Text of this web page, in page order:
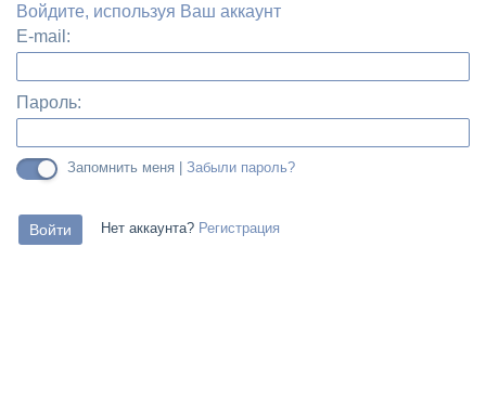
Войдите, используя Ваш аккаунт
E-mail:
Пароль:
Запомнить меня | Забыли пароль?
Нет аккаунта? Регистрация